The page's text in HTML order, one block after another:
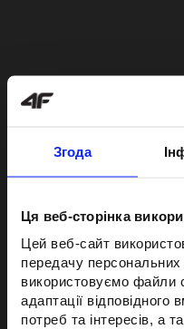
Згода
Ця веб-сторінка
Цей веб-сайт
передачу
використовуємо файли
адаптації
потреб та інтересів, а